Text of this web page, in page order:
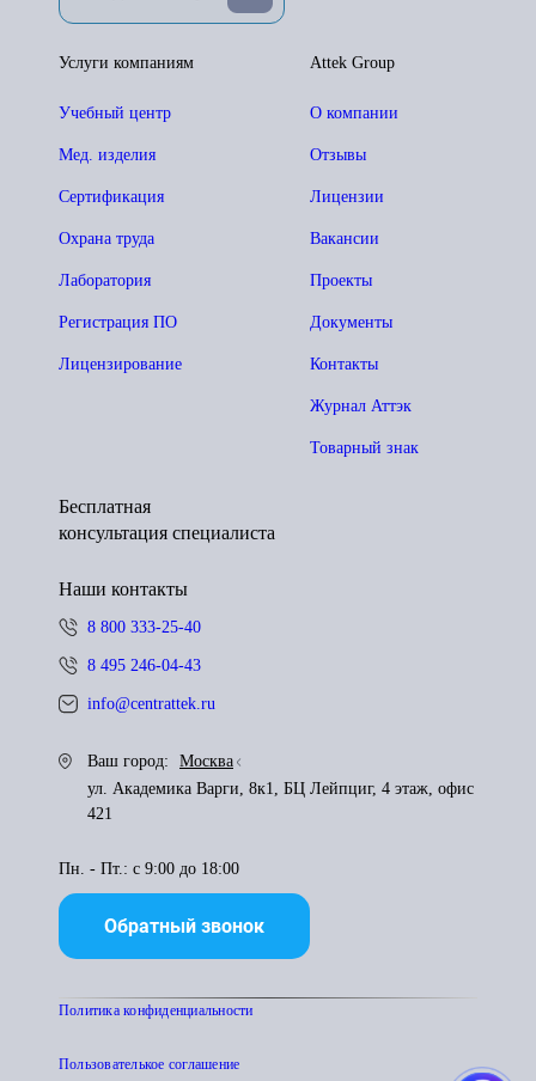
Attek Group
О компании
Отзывы
Лицензии
Вакансии
Проекты
Документы
Контакты
Журнал Аттэк
Товарный знак
Услуги компаниям
Учебный центр
Мед. изделия
Сертификация
Охрана труда
Лаборатория
Регистрация ПО
Лицензирование
Бесплатная
консультация специалиста
Наши контакты
8 800 333-25-40
8 495 246-04-43
info@centrattek.ru
Ваш город:
Москва
ул. Академика Варги, 8к1, БЦ Лейпциг, 4 этаж, офис
421
Пн. - Пт.: с 9:00 до 18:00
Обратный звонок
Политика конфиденциальности
Пользователькое соглашение